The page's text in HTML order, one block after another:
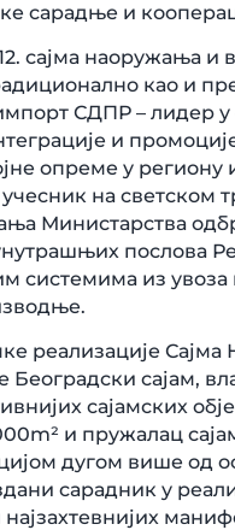
сарадње и
сајма наоружања и
као и
СДПР – лидер у
и
опреме у региону
на светском
Министарства
послова
системима из увоза
реализације Сајма
Београдски сајам,
сајамских
и пружалац
дугом више од
сарадник у
најзахтевнијих